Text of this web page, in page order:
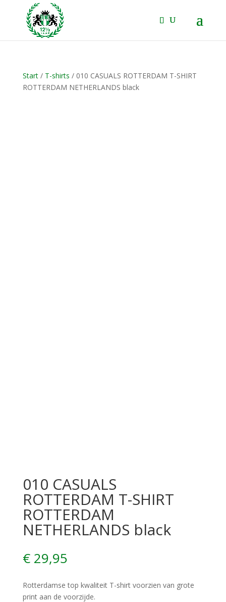
Start/ T-shirts / 010 CASUALS ROTTERDAM T-SHIRT
ROTTERDAM NETHERLANDS black
010 CASUALS
ROTTERDAM T-SHIRT
ROTTERDAM
NETHERLANDS black
€29,95
Rotterdamse top kwaliteit T-shirt voorzien van grote
print aan de voorzijde.